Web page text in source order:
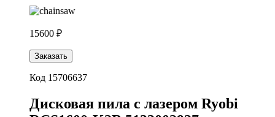
15600 ₽
Заказать
Код 15706637
Дисковая пила с лазером Ryobi